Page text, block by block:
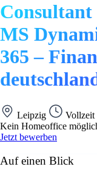
Consultant
MS
365 –
Leipzig Vollzeit
Kein Homeoffice
Jetzt bewerben
Auf einen Blick